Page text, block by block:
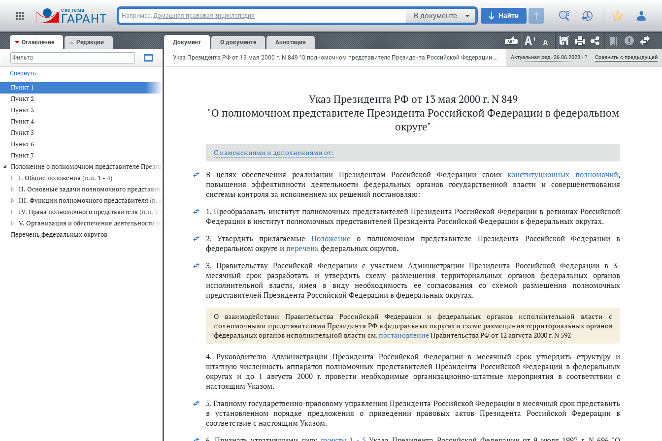
cистема
ГАРАНТ Например, Домашняя правовая энциклопедия В документе Найти
Оглавление Редакции
Свернуть
Пункт 1
Пункт 2
Пункт 3
Пункт 4
Пункт 5
Пункт 6
Пункт 7
Положение о полномочном представителе Президента Российской Федерации в федеральном округе
I. Общие положения (п.п. 1 - 4)
II. Основные задачи полномочного представителя (п. 5)
III. Функции полномочного представителя (п. 6)
IV. Права полномочного представителя (п.п. 7 - 8)
V. Организация и обеспечение деятельности полномочного представителя (п.п. 9 - 14)
Перечень федеральных округов
Документ О документе Аннотация
Указ Президента РФ от 13 мая 2000 г. N 849 "О полномочном представителе Президента Российской Федерации в федеральном округе" (с изменениями и дополнениями) Актуальная ред. 26.06.2023 - ? Сравнить с предыдущей
Указ Президента РФ от 13 мая 2000 г. N 849
"О полномочном представителе Президента Российской Федерации в федеральном
округе"
С изменениями и дополнениями от:
В целях обеспечения реализации Президентом Российской Федерации своихконституционных полномочий,
повышения эффективности деятельности федеральных органов государственной власти и совершенствования
системы контроля за исполнением их решений постановляю:
1. Преобразовать институт полномочных представителей Президента Российской Федерации в регионах Российской
Федерации в институт полномочных представителей Президента Российской Федерации в федеральных округах.
2. Утвердить прилагаемыеПоложение о полномочном представителе Президента Российской Федерации в
федеральном округе и перечень федеральных округов.
3. Правительству Российской Федерации с участием Администрации Президента Российской Федерации в 3-
месячный срок разработать и утвердить схему размещения территориальных органов федеральных органов
исполнительной власти, имея в виду необходимость ее согласования со схемой размещения полномочных
представителей Президента Российской Федерации в федеральных округах.
О взаимодействии Правительства Российской Федерации и федеральных органов исполнительной власти с
полномочными представителями Президента РФ в федеральных округах и схеме размещения территориальных органов
федеральных органов исполнительной власти см.постановлениеПравительства РФ от 12 августа 2000 г. N 592
4. Руководителю Администрации Президента Российской Федерации в месячный срок утвердить структуру и
штатную численность аппаратов полномочных представителей Президента Российской Федерации в федеральных
округах и до 1 августа 2000 г. провести необходимые организационно-штатные мероприятия в соответствии с
настоящим Указом.
5. Главному государственно-правовому управлению Президента Российской Федерации в месячный срок представить
в установленном порядке предложения о приведении правовых актов Президента Российской Федерации в
соответствие с настоящим Указом.